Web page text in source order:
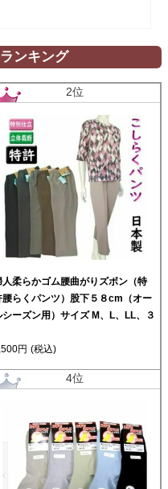
ンキング
2位
人柔らかゴム腰曲がりズボン（特
腰らくパンツ）股下５８cm（オー
シーズン用）サイズ M、L、LL、３
円 (税込)
4位